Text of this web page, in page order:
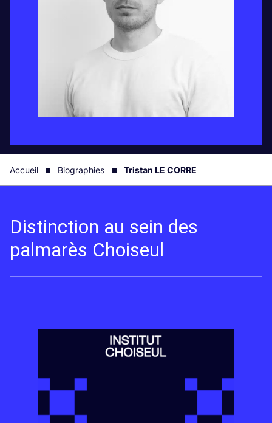
Accueil Biographies Tristan LE CORRE
Distinction au sein des
palmarès Choiseul